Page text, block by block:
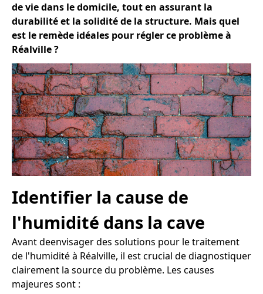
de vie dans le domicile, tout en assurant la
durabilité et la solidité de la structure. Mais quel
est le remède idéales pour régler ce problème à
Réalville ?
Identifier la cause de
l'humidité dans la cave
Avant deenvisager des solutions pour le traitement
de l'humidité à Réalville, il est crucial de diagnostiquer
clairement la source du problème. Les causes
majeures sont :